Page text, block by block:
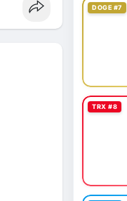
DOGE #7
TRX #8